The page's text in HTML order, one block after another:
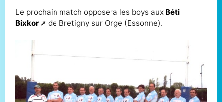
Le prochain match opposera les boys aux Béti
Bixkor
de Bretigny sur Orge (Essonne).